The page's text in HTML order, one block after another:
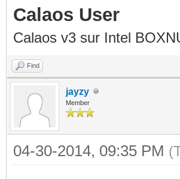
Calaos User
Calaos v3 sur Intel
Find
jayzy
Member
04-30-2014, 09:35 PM